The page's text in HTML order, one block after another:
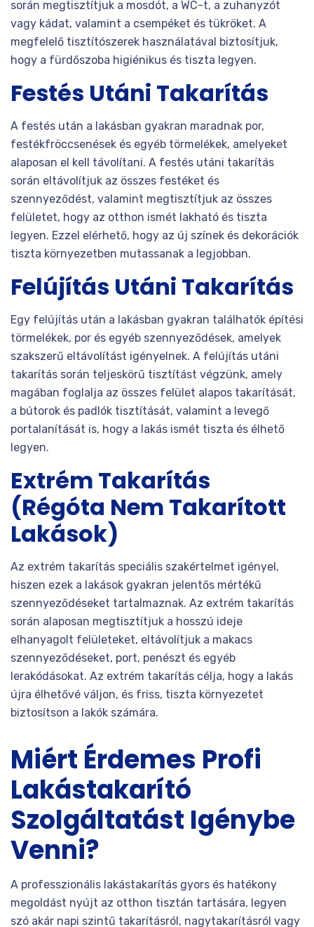
során megtisztítjuk a mosdót, a WC-t, a zuhanyzót
vagy kádat, valamint a csempéket és tükröket. A
megfelelő tisztítószerek használatával biztosítjuk,
hogy a fürdőszoba higiénikus és tiszta legyen.
Festés Utáni Takarítás
A festés után a lakásban gyakran maradnak por,
festékfröccsenések és egyéb törmelékek, amelyeket
alaposan el kell távolítani. A festés utáni takarítás
során eltávolítjuk az összes festéket és
szennyeződést, valamint megtisztítjuk az összes
felületet, hogy az otthon ismét lakható és tiszta
legyen. Ezzel elérhető, hogy az új színek és dekorációk
tiszta környezetben mutassanak a legjobban.
Felújítás Utáni Takarítás
Egy felújítás után a lakásban gyakran találhatók építési
törmelékek, por és egyéb szennyeződések, amelyek
szakszerű eltávolítást igényelnek. A felújítás utáni
takarítás során teljeskörű tisztítást végzünk, amely
magában foglalja az összes felület alapos takarítását,
a bútorok és padlók tisztítását, valamint a levegő
portalanítását is, hogy a lakás ismét tiszta és élhető
legyen.
Extrém Takarítás
(Régóta Nem Takarított
Lakások)
Az extrém takarítás speciális szakértelmet igényel,
hiszen ezek a lakások gyakran jelentős mértékű
szennyeződéseket tartalmaznak. Az extrém takarítás
során alaposan megtisztítjuk a hosszú ideje
elhanyagolt felületeket, eltávolítjuk a makacs
szennyeződéseket, port, penészt és egyéb
lerakódásokat. Az extrém takarítás célja, hogy a lakás
újra élhetővé váljon, és friss, tiszta környezetet
biztosítson a lakók számára.
Miért Érdemes Profi
Lakástakarító
Szolgáltatást Igénybe
Venni?
A professzionális lakástakarítás gyors és hatékony
megoldást nyújt az otthon tisztán tartására, legyen
szó akár napi szintű takarításról, nagytakarításról vagy